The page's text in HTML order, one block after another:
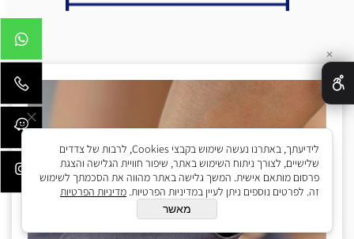
✕
לידיעתך, באתרנו נעשה שימוש בקבצי Cookies, לרבות של צדדים
שלישיים, לצורך ניתוח השימוש באתר, שיפור חוויית הגלישה והצגת
פרסום מותאם אישית. המשך גלישה באתר מהווה את הסכמתך לשימוש
זה. לפרטים נוספים ניתן לעיין במדיניות הפרטיות. מדיניות הפרטיות
מאשר